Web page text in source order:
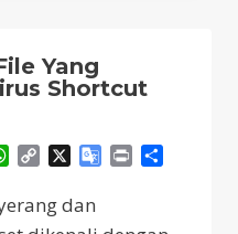
Yang
Shortcut
WhatsApp
CopyX
Google
Print
dan